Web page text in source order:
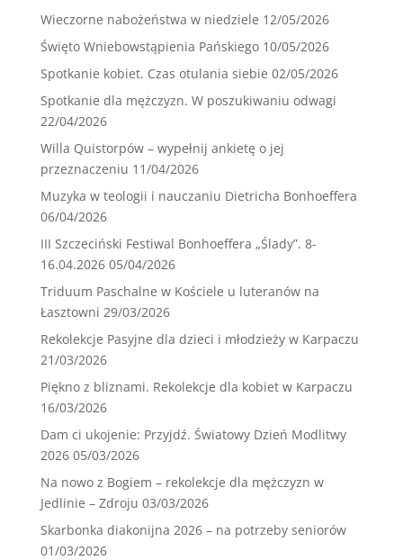
Wieczorne nabożeństwa w niedziele 12/05/2026
Święto Wniebowstąpienia Pańskiego 10/05/2026
Spotkanie kobiet. Czas otulania siebie 02/05/2026
Spotkanie dla mężczyzn. W poszukiwaniu odwagi
22/04/2026
Willa Quistorpów – wypełnij ankietę o jej
przeznaczeniu 11/04/2026
Muzyka w teologii i nauczaniu Dietricha Bonhoeffera
06/04/2026
III Szczeciński Festiwal Bonhoeffera „Ślady”. 8-
16.04.2026 05/04/2026
Triduum Paschalne w Kościele u luteranów na
Łasztowni 29/03/2026
Rekolekcje Pasyjne dla dzieci i młodzieży w Karpaczu
21/03/2026
Piękno z bliznami. Rekolekcje dla kobiet w Karpaczu
16/03/2026
Dam ci ukojenie: Przyjdź. Światowy Dzień Modlitwy
2026 05/03/2026
Na nowo z Bogiem – rekolekcje dla mężczyzn w
Jedlinie – Zdroju 03/03/2026
Skarbonka diakonijna 2026 – na potrzeby seniorów
01/03/2026